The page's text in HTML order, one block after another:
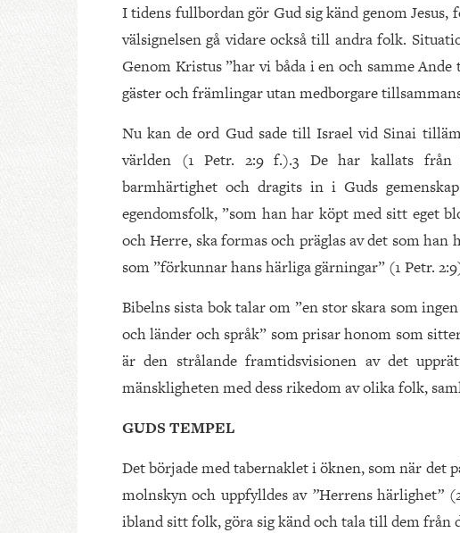
I tidens fullbordan gör Gud sig känd genom Jesus,
välsignelsen gå vidare också till andra folk.
Genom Kristus ”har vi båda i en och samme
gäster och främlingar utan medborgare
Nu kan de ord Gud sade till Israel vid Sinai
världen (1 Petr. 2:9 f.).3 De har kallats
barmhärtighet och dragits in i Guds
egendomsfolk, ”som han har köpt med sitt eget
och Herre, ska formas och präglas av det som
som ”förkunnar hans härliga gärningar” (1 Petr.
Bibelns sista bok talar om ”en stor skara som
och länder och språk” som prisar honom som
är den strålande framtidsvisionen av det
mänskligheten med dess rikedom av olika folk,
GUDS TEMPEL
Det började med tabernaklet i öknen, som när det
molnskyn och uppfylldes av ”Herrens härlighet”
ibland sitt folk, göra sig känd och tala till dem från